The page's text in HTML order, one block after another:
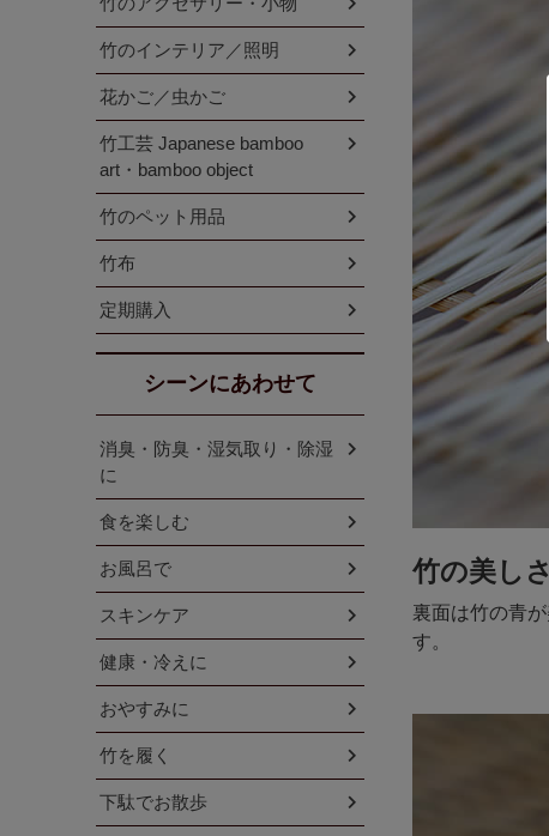
竹の美しさ
裏面は竹の青
す。
竹のインテリア／照明
花かご／虫かご
竹工芸 Japanese bamboo
art・bamboo object
竹のペット用品
竹布
定期購入
シーンにあわせて
消臭・防臭・湿気取り・除湿
に
食を楽しむ
お風呂で
スキンケア
健康・冷えに
おやすみに
竹を履く
下駄でお散歩